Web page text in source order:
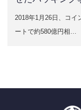
2018年1月26日、コイ
ートで約580億円相…